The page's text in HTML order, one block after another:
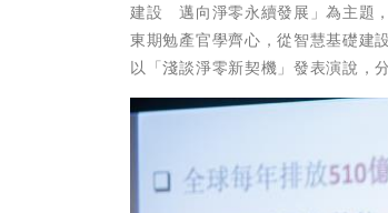
建設 邁向淨零永續發展」為主題
東期勉產官學齊心，從智慧基礎建
以「淺談淨零新契機」發表演說，